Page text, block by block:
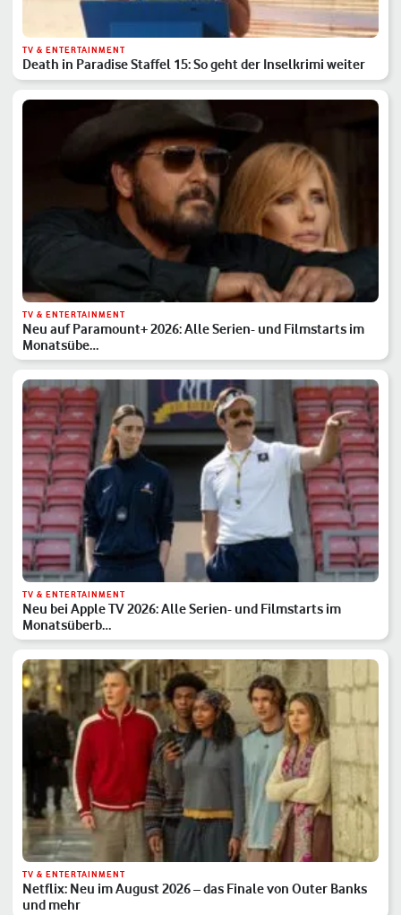
TV & ENTERTAINMENT
Death in Paradise Staffel 15: So geht der Inselkrimi weiter
TV & ENTERTAINMENT
Neu auf Paramount+ 2026: Alle Serien- und Filmstarts im
Monatsübe…
TV & ENTERTAINMENT
Neu bei Apple TV 2026: Alle Serien- und Filmstarts im
Monatsüberb…
TV & ENTERTAINMENT
Netflix: Neu im August 2026 – das Finale von Outer Banks
und mehr